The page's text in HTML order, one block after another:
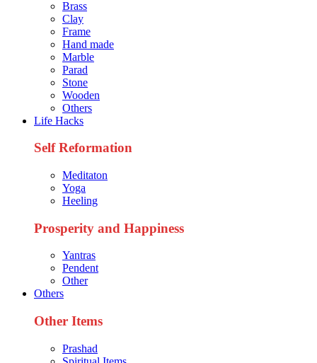
Brass
Clay
Frame
Hand made
Marble
Parad
Stone
Wooden
Others
Life Hacks
Self Reformation
Meditaton
Yoga
Heeling
Prosperity and Happiness
Yantras
Pendent
Other
Others
Other Items
Prashad